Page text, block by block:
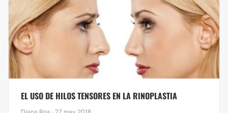
EL USO DE HILOS TENSORES EN LA RINOPLASTIA